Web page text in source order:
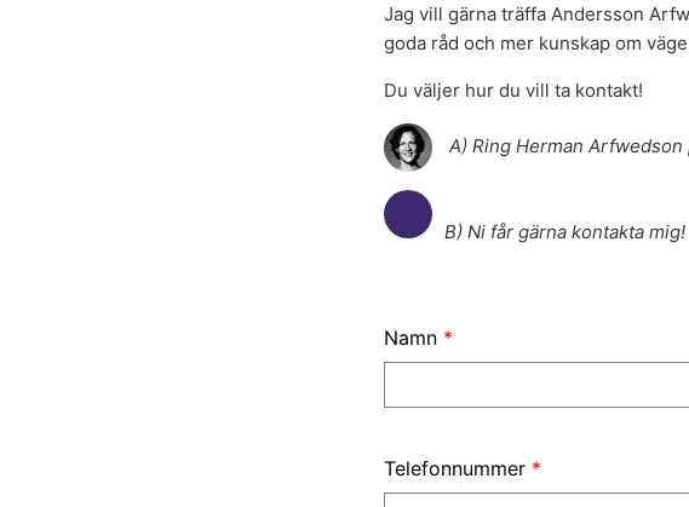
Jag vill gärna träffa Andersson
goda råd och mer kunskap om
Du väljer hur du vill ta kontakt!
A) Ring Herman
B) Ni får gärna kontakta mig!
Namn *
Telefonnummer *